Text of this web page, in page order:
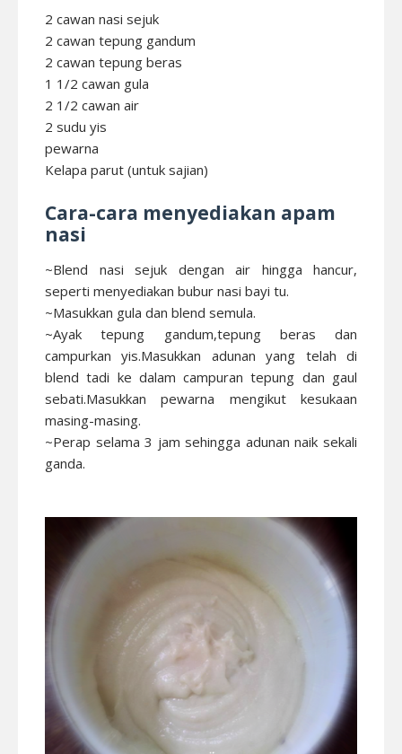
2 cawan nasi sejuk
2 cawan tepung gandum
2 cawan tepung beras
1 1/2 cawan gula
2 1/2 cawan air
2 sudu yis
pewarna
Kelapa parut (untuk sajian)
Cara-cara menyediakan apam
nasi
~Blend nasi sejuk dengan air hingga hancur,
seperti menyediakan bubur nasi bayi tu.
~Masukkan gula dan blend semula.
~Ayak tepung gandum,tepung beras dan
campurkan yis.Masukkan adunan yang telah di
blend tadi ke dalam campuran tepung dan gaul
sebati.Masukkan pewarna mengikut kesukaan
masing-masing.
~Perap selama 3 jam sehingga adunan naik sekali
ganda.